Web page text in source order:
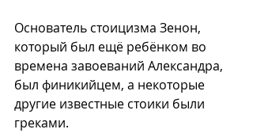
Основатель стоицизма Зенон,
который был ещё ребёнком во
времена завоеваний Александра,
был финикийцем, а некоторые
другие известные стоики были
греками.